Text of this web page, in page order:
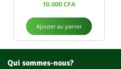
10.000CFA
Ajouter au panier
Qui sommes-nous?